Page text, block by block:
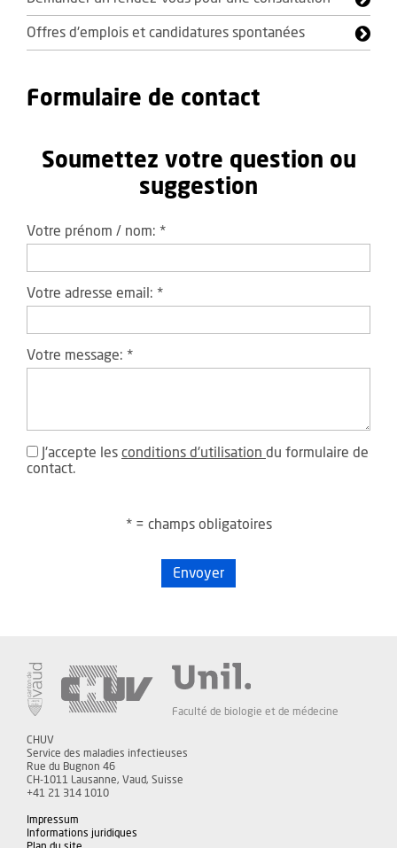
Offres d'emplois et candidatures spontanées
Formulaire de contact
Soumettez votre question ou
suggestion
Votre prénom / nom: *
Votre adresse email: *
Votre message: *
J'accepte les conditions d'utilisation du formulaire de
contact.
* = champs obligatoires
Envoyer
Faculté de biologie et de médecine
CHUV
Service des maladies infectieuses
Rue du Bugnon 46
CH-1011 Lausanne, Vaud, Suisse
+41 21 314 1010
Impressum
Informations juridiques